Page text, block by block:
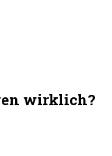
wirklich?